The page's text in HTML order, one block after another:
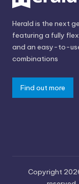
Herald is the next
featuring a fully
and an easy-to-
combinations
Find out more
Copyright